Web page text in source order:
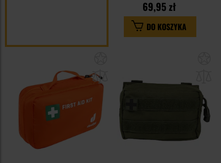
69,95 zł
DO KOSZYKA
schowka